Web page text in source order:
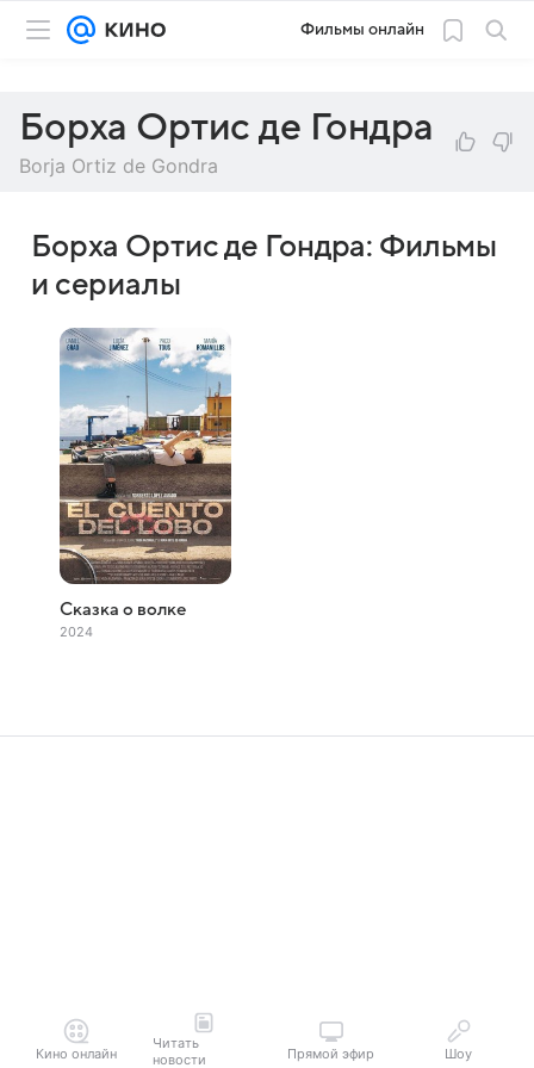
Фильмы онлайн
Борха Ортис де Гондра
Borja Ortiz de Gondra
Борха Ортис де Гондра: Фильмы
и сериалы
Сказка о волке
2024
Кино онлайн
Читать
новости
Прямой эфир Шоу